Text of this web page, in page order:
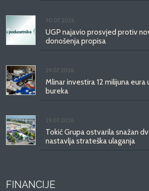
30.07.2026.
UGP najavio prosvjed protiv
donošenja propisa
29.07.2026.
Mlinar investira 12 milijuna eura
bureka
29.07.2026.
Tokić Grupa ostvarila snažan
nastavlja strateška ulaganja
FINANCIJE